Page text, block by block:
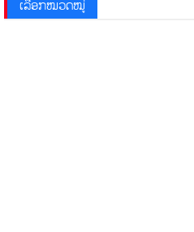
ເລືອກໝວດໝູ່